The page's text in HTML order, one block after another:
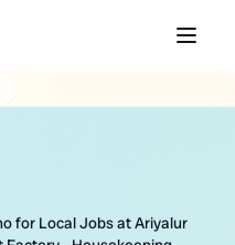
for Local Jobs at Ariyalur